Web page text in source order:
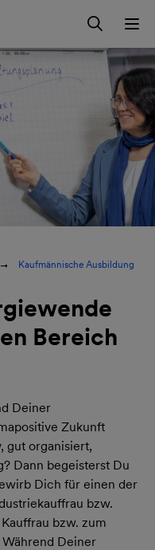
Kaufmännische Ausbildung
Bereich
Deiner
Zukunft
gut organisiert,
Dann begeisterst Du
Dich für einen der
bzw.
bzw. zum
Deiner